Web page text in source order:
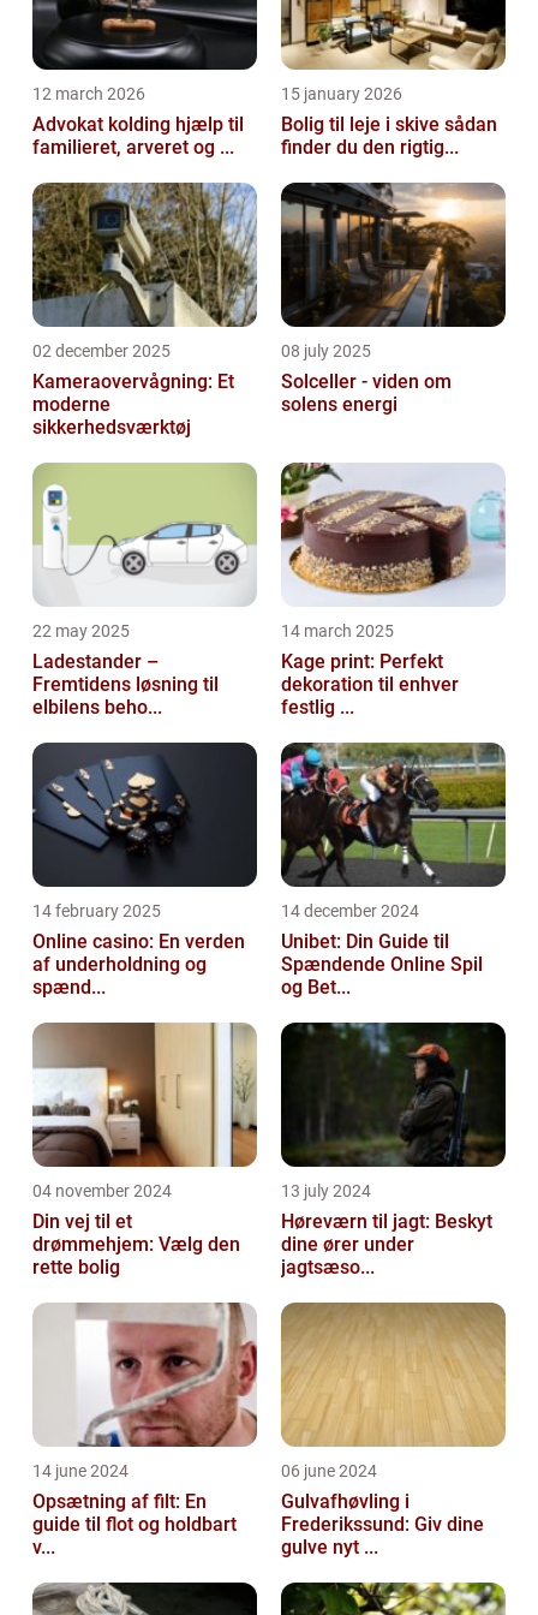
12 march 2026
Advokat kolding hjælp til
familieret, arveret og ...
15 january 2026
Bolig til leje i skive sådan
finder du den rigtig...
02 december 2025
Kameraovervågning: Et
moderne
sikkerhedsværktøj
08 july 2025
Solceller - viden om
solens energi
22 may 2025
Ladestander –
Fremtidens løsning til
elbilens beho...
14 march 2025
Kage print: Perfekt
dekoration til enhver
festlig ...
14 february 2025
Online casino: En verden
af underholdning og
spænd...
14 december 2024
Unibet: Din Guide til
Spændende Online Spil
og Bet...
04 november 2024
Din vej til et
drømmehjem: Vælg den
rette bolig
13 july 2024
Høreværn til jagt: Beskyt
dine ører under
jagtsæso...
14 june 2024
Opsætning af filt: En
guide til flot og holdbart
v...
06 june 2024
Gulvafhøvling i
Frederikssund: Giv dine
gulve nyt ...